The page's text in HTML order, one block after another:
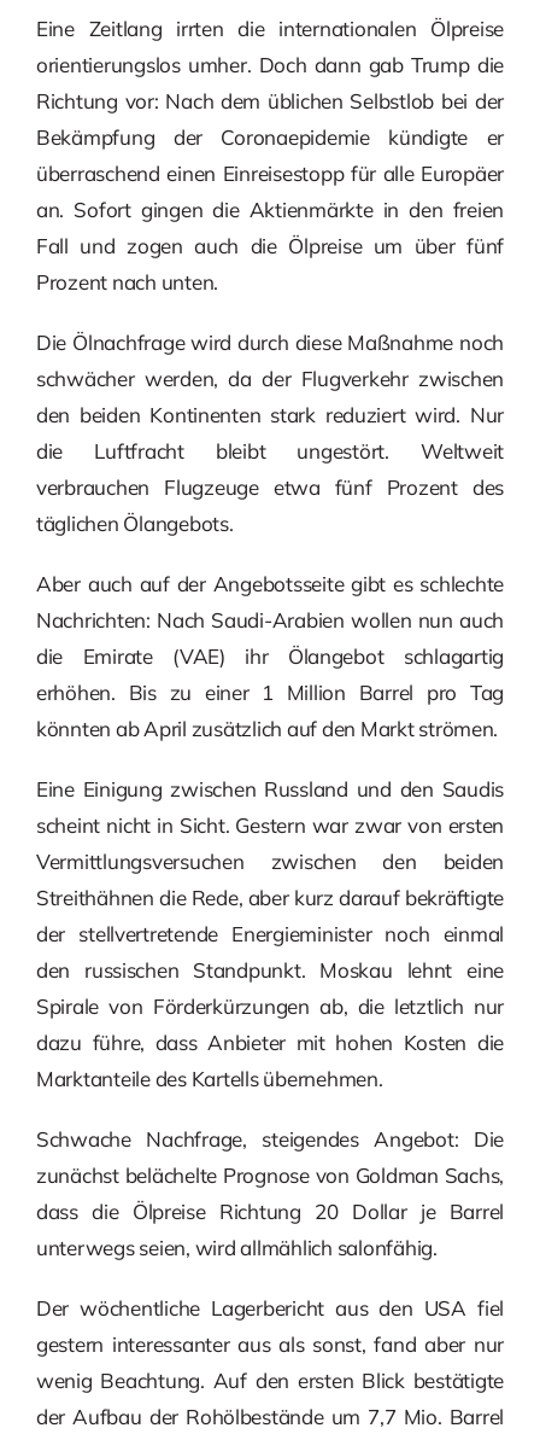
Eine Zeitlang irrten die internationalen Ölpreise
orientierungslos umher. Doch dann gab Trump die
Richtung vor: Nach dem üblichen Selbstlob bei der
Bekämpfung der Coronaepidemie kündigte er
überraschend einen Einreisestopp für alle Europäer
an. Sofort gingen die Aktienmärkte in den freien
Fall und zogen auch die Ölpreise um über fünf
Prozent nach unten.
Die Ölnachfrage wird durch diese Maßnahme noch
schwächer werden, da der Flugverkehr zwischen
den beiden Kontinenten stark reduziert wird. Nur
die Luftfracht bleibt ungestört. Weltweit
verbrauchen Flugzeuge etwa fünf Prozent des
täglichen Ölangebots.
Aber auch auf der Angebotsseite gibt es schlechte
Nachrichten: Nach Saudi-Arabien wollen nun auch
die Emirate (VAE) ihr Ölangebot schlagartig
erhöhen. Bis zu einer 1 Million Barrel pro Tag
könnten ab April zusätzlich auf den Markt strömen.
Eine Einigung zwischen Russland und den Saudis
scheint nicht in Sicht. Gestern war zwar von ersten
Vermittlungsversuchen zwischen den beiden
Streithähnen die Rede, aber kurz darauf bekräftigte
der stellvertretende Energieminister noch einmal
den russischen Standpunkt. Moskau lehnt eine
Spirale von Förderkürzungen ab, die letztlich nur
dazu führe, dass Anbieter mit hohen Kosten die
Marktanteile des Kartells übernehmen.
Schwache Nachfrage, steigendes Angebot: Die
zunächst belächelte Prognose von Goldman Sachs,
dass die Ölpreise Richtung 20 Dollar je Barrel
unterwegs seien, wird allmählich salonfähig.
Der wöchentliche Lagerbericht aus den USA fiel
gestern interessanter aus als sonst, fand aber nur
wenig Beachtung. Auf den ersten Blick bestätigte
der Aufbau der Rohölbestände um 7,7 Mio. Barrel